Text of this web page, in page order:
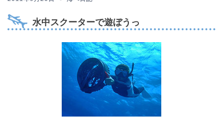
水中スクーターで遊ぼうっ